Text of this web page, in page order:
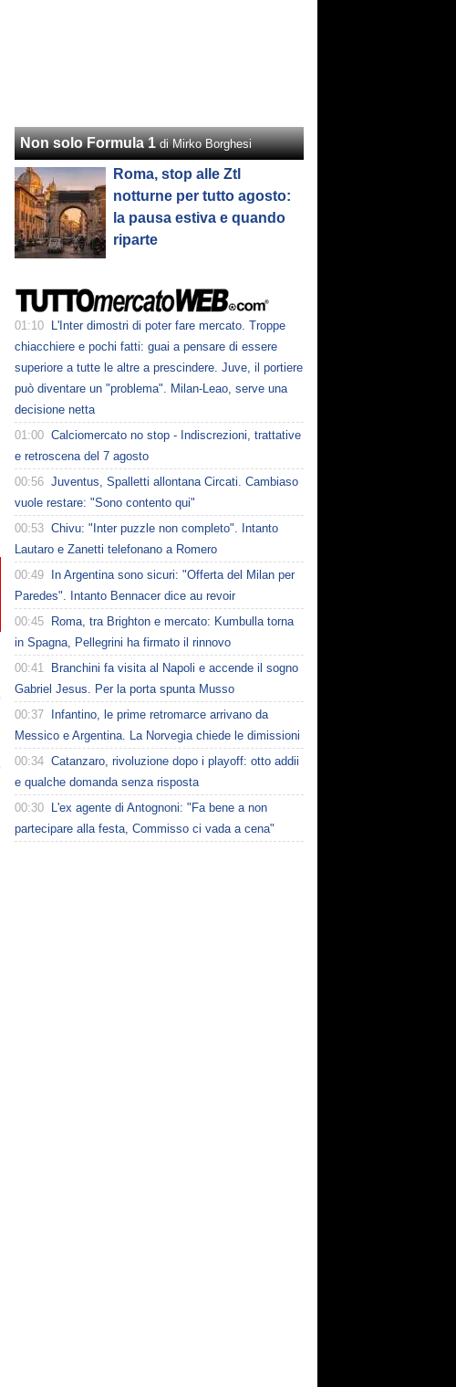
Non solo Formula 1 di Mirko Borghesi
Roma, stop alle Ztl
notturne per tutto agosto:
la pausa estiva e quando
riparte
01:10
L'Inter dimostri di poter fare mercato. Troppe
chiacchiere e pochi fatti: guai a pensare di essere
superiore a tutte le altre a prescindere. Juve, il portiere
può diventare un "problema". Milan-Leao, serve una
decisione netta
01:00 Calciomercato no stop - Indiscrezioni, trattative
e retroscena del 7 agosto
00:56 Juventus, Spalletti allontana Circati. Cambiaso
vuole restare: "Sono contento qui"
00:53 Chivu: "Inter puzzle non completo". Intanto
Lautaro e Zanetti telefonano a Romero
00:49
In Argentina sono sicuri: "Offerta del Milan per
Paredes". Intanto Bennacer dice au revoir
00:45
Roma, tra Brighton e mercato: Kumbulla torna
in Spagna, Pellegrini ha firmato il rinnovo
00:41
Branchini fa visita al Napoli e accende il sogno
Gabriel Jesus. Per la porta spunta Musso
00:37
Infantino, le prime retromarce arrivano da
Messico e Argentina. La Norvegia chiede le dimissioni
00:34 Catanzaro, rivoluzione dopo i playoff: otto addii
e qualche domanda senza risposta
00:30
L'ex agente di Antognoni: "Fa bene a non
partecipare alla festa, Commisso ci vada a cena"